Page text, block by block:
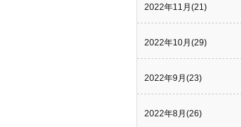
2022年11月(21)
2022年10月(29)
2022年9月(23)
2022年8月(26)